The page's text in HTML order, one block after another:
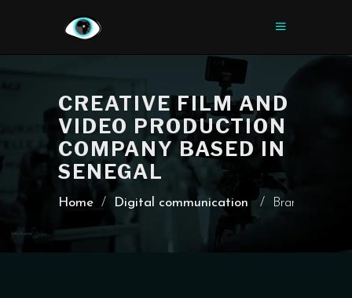
CREATIVE FILM AND
VIDEO PRODUCTION
COMPANY BASED IN
SENEGAL
Home / Digital communication / Brand